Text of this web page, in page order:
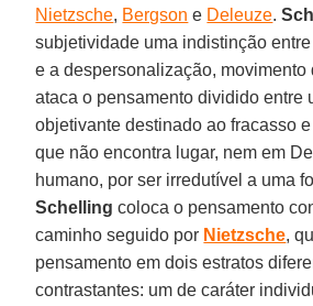
Nietzsche, Bergson e Deleuze.
subjetividade uma indistinção
e a despersonalização, movimento
ataca o pensamento dividido entre
objetivante destinado ao fracasso
que não encontra lugar, nem em
humano, por ser irredutível a uma
Schelling coloca o pensamento
caminho seguido por Nietzsche,
pensamento em dois estratos
contrastantes: um de caráter